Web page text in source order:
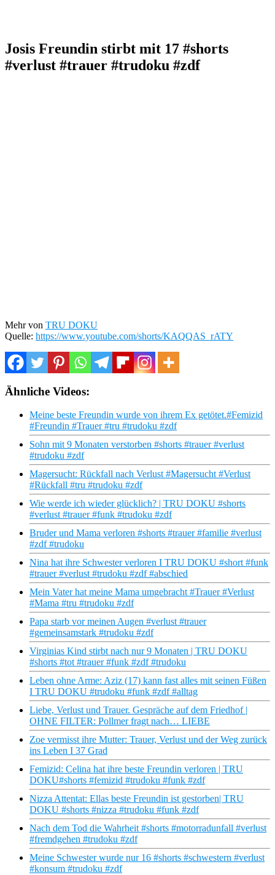
Josis Freundin stirbt mit 17 #shorts
#verlust #trauer #trudoku #zdf
Mehr von TRU DOKU
Quelle: https://www.youtube.com/shorts/KAQQAS_rATY
Ähnliche Videos:
Meine beste Freundin wurde von ihrem Ex getötet.#Femizid
#Freundin #Trauer #tru #trudoku #zdf
Sohn mit 9 Monaten verstorben #shorts #trauer #verlust
#trudoku #zdf
Magersucht: Rückfall nach Verlust #Magersucht #Verlust
#Rückfall #tru #trudoku #zdf
Wie werde ich wieder glücklich? | TRU DOKU #shorts
#verlust #trauer #funk #trudoku #zdf
Bruder und Mama verloren #shorts #trauer #familie #verlust
#zdf #trudoku
Nina hat ihre Schwester verloren I TRU DOKU #short #funk
#trauer #verlust #trudoku #zdf #abschied
Mein Vater hat meine Mama umgebracht #Trauer #Verlust
#Mama #tru #trudoku #zdf
Papa starb vor meinen Augen #verlust #trauer
#gemeinsamstark #trudoku #zdf
Virginias Kind stirbt nach nur 9 Monaten | TRU DOKU
#shorts #tot #trauer #funk #zdf #trudoku
Leben ohne Arme: Aziz (17) kann fast alles mit seinen Füßen
I TRU DOKU #trudoku #funk #zdf #alltag
Liebe, Verlust und Trauer. Gespräche auf dem Friedhof |
OHNE FILTER: Pollmer fragt nach… LIEBE
Zoe vermisst ihre Mutter: Trauer, Verlust und der Weg zurück
ins Leben I 37 Grad
Femizid: Celina hat ihre beste Freundin verloren | TRU
DOKU#shorts #femizid #trudoku #funk #zdf
Nizza Attentat: Ellas beste Freundin ist gestorben| TRU
DOKU #shorts #nizza #trudoku #funk #zdf
Nach dem Tod die Wahrheit #shorts #motorradunfall #verlust
#fremdgehen #trudoku #zdf
Meine Schwester wurde nur 16 #shorts #schwestern #verlust
#konsum #trudoku #zdf